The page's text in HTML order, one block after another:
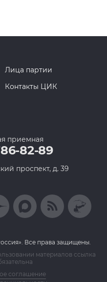
Лица партии
Контакты ЦИК
приемная
82-89
проспект, д. 39
Все права защищены.
материалов ссылка
соглашение